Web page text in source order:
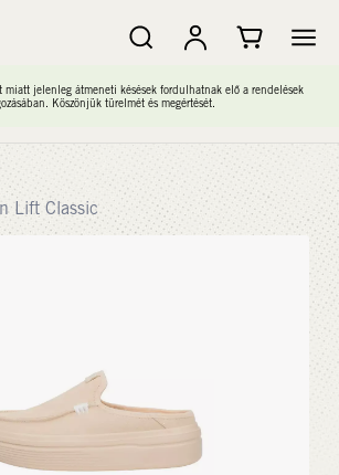
miatt jelenleg átmeneti késések fordulhatnak elő a rendelések
Köszönjük türelmét és megértését.
Lift Classic